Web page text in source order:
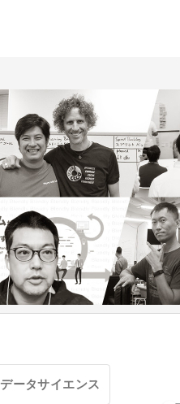
データサイエンス